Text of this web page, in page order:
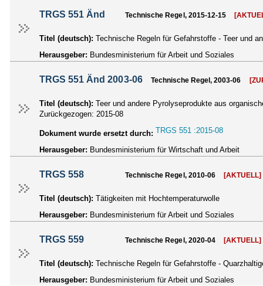
TRGS 551 Änd Technische Regel, 2015-12-15
Titel (deutsch): Technische Regeln für Gefahrstoffe - Teer und
Herausgeber: Bundesministerium für Arbeit und Soziales
TRGS 551 Änd 2003-06 Technische Regel, 2003-06
Titel (deutsch): Teer und andere Pyrolyseprodukte aus
Zurückgezogen: 2015-08
Dokument wurde ersetzt durch: TRGS 551 :2015-08
Herausgeber: Bundesministerium für Wirtschaft und Arbeit
TRGS 558 Technische Regel, 2010-06 [AKTUELL]
Titel (deutsch): Tätigkeiten mit Hochtemperaturwolle
Herausgeber: Bundesministerium für Arbeit und Soziales
TRGS 559 Technische Regel, 2020-04 [AKTUELL]
Titel (deutsch): Technische Regeln für Gefahrstoffe -
Herausgeber: Bundesministerium für Arbeit und Soziales